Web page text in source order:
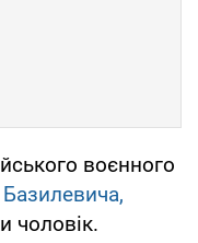
воєнного
чоловік.